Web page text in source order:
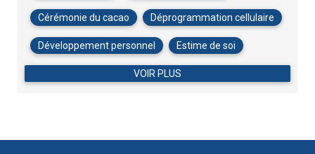
Cérémonie du cacao Déprogrammation cellulaire
Développement personnel Estime de soi
VOIR PLUS